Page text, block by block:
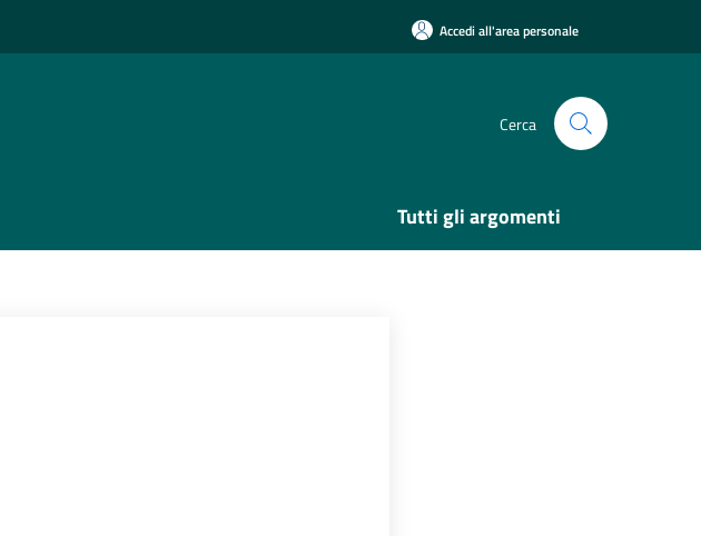
Accedi all'area personale
Cerca
Tutti gli argomenti